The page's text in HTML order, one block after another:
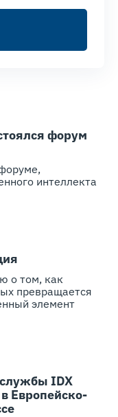
форум
интеллекта
о том, как
превращается
элемент
IDX
Европейско-